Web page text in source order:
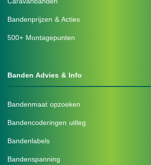
Bandenprijzen & Acties
500+ Montagepunten
Banden Advies & Info
Bandenmaat opzoeken
Bandencoderingen uitleg
Bandenlabels
Bandenspanning